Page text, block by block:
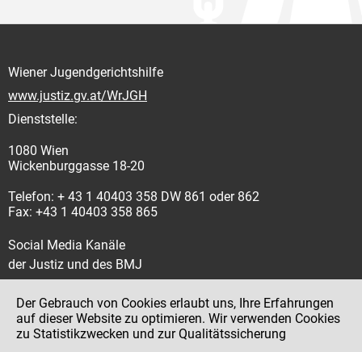
Wiener Jugendgerichtshilfe
www.justiz.gv.at/WrJGH
Dienststelle:
1080 Wien
Wickenburggasse 18-20
Telefon: + 43 1 40403 358 DW 861 oder 862
Fax: +43 1 40403 358 865
Social Media Kanäle
der Justiz und des BMJ
Impressum
Der Gebrauch von Cookies erlaubt uns, Ihre Erfahrungen
auf dieser Website zu optimieren. Wir verwenden Cookies
zu Statistikzwecken und zur Qualitätssicherung